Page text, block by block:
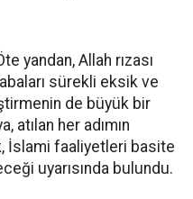
yandan, Allah rızası
sürekli eksik ve
de büyük bir
atılan her adımın
İslami faaliyetleri basite
uyarısında bulundu.